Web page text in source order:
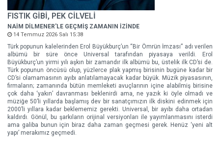
FISTIK GİBİ, PEK CİLVELİ
NAİM DİLMENER'LE GEÇMİŞ ZAMANIN İZİNDE
14 Temmuz 2026 Salı 15:38
Türk popunun kalelerinden Erol Büyükburç’un “Bir Ömrün İmzası” adı verilen
albümü bir süre önce Universal tarafından piyasaya verildi. Erol
Büyükburç’un yirmi yılı aşkın bir zamandır ilk albümü bu, üstelik ilk CD’si de.
Türk popunun öncüsü olup, yüzlerce plak yapmış birisinin bugüne kadar bir
CD’si olamamasının ayıbı anlatılamayacak kadar büyük. Müzik piyasasının,
firmaların; zamanında bütün memleketi avuçlarının içine alabilmiş birisine
çok daha ‘yakın’ davranması beklenirdi ama, ne yazık ki öyle olmadı ve
müziğe 50’li yıllarda başlamış dev bir sanatçımızın ilk diskini edinmek için
2000’li yıllara kadar beklememiz gerekti. Universal, bir ayıbı daha ortadan
kaldırdı. Gönül, bu şarkıların orijinal versiyonları ile yayımlanmasını isterdi
ama galiba bunun için biraz daha zaman geçmesi gerek. Henüz ‘yeni alt
yapı’ merakımız geçmedi.